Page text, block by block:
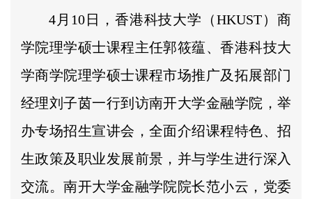
4月10日，香港科技大学（HKUST）商
学院理学硕士课程主任郭筱蕴、香港科技大
学商学院理学硕士课程市场推广及拓展部门
经理刘子茵一行到访南开大学金融学院，举
办专场招生宣讲会，全面介绍课程特色、招
生政策及职业发展前景，并与学生进行深入
交流。南开大学金融学院院长范小云，党委